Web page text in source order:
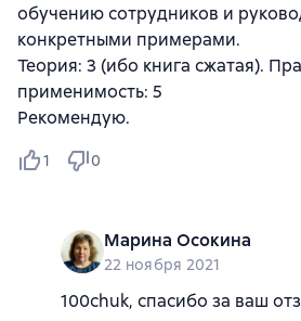
обучению сотрудников и
конкретными примерами.
Теория: 3 (ибо книга сжатая).
применимость: 5
Рекомендую.
1 0
Марина Осокина
22 ноября 2021
100chuk, спасибо за ваш